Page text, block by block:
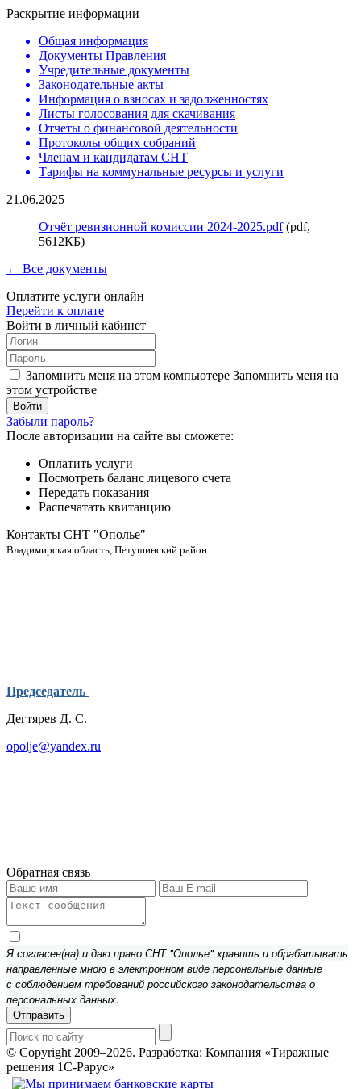
Раскрытие информации
Общая информация
Документы Правления
Учредительные документы
Законодательные акты
Информация о взносах и задолженностях
Листы голосования для скачивания
Отчеты о финансовой деятельности
Протоколы общих собраний
Членам и кандидатам СНТ
Тарифы на коммунальные ресурсы и услуги
21.06.2025
Отчёт ревизионной комиссии 2024-2025.pdf(pdf,
5612КБ)
← Все документы
Оплатите услуги онлайн
Перейти к оплате
Войти в личный кабинет
Запомнить меня на этом компьютере Запомнить меня на
этом устройстве
Забыли пароль?
После авторизации на сайте вы сможете:
Оплатить услуги
Посмотреть баланс лицевого счета
Передать показания
Распечатать квитанцию
Контакты СНТ "Ополье"
Владимирская область, Петушинский район
Председатель
Дегтярев Д. С.
opolje@yandex.ru
Обратная связь
Я согласен(на) и даю право СНТ "Ополье" хранить и обрабатывать
направленные мною в электронном виде персональные данные
с соблюдением требований российского законодательства о
персональных данных.
Отправить
© Copyright 2009–2026. Разработка: Компания «Тиражные
решения 1С-Рарус»